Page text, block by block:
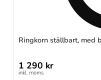
Ringkorn ställbart, med
1 290 kr
inkl. moms